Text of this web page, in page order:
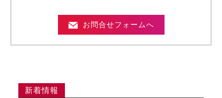
お問合せフォームへ
新着情報